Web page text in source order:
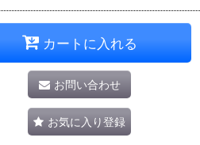
カートに入れる
お問い合わせ
お気に入り登録